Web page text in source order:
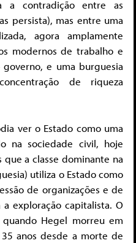
a contradição entre as
persista), mas entre uma
agora amplamente
modernos de trabalho e
e uma burguesia
de riqueza
ver o Estado como uma
na sociedade civil, hoje
a classe dominante na
utiliza o Estado como
de organizações e de
exploração capitalista. O
Hegel morreu em
anos desde a morte de